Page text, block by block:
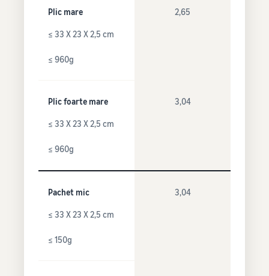
Plic mare
≤ 33 X 23 X 2,5 cm
≤ 960g
2,65
Plic foarte mare
≤ 33 X 23 X 2,5 cm
≤ 960g
3,04
Pachet mic
≤ 33 X 23 X 2,5 cm
≤ 150g
3,04